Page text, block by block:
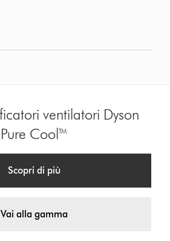
ventilatori Dyson
Pure Cool™
Scopri di più
Vai alla gamma